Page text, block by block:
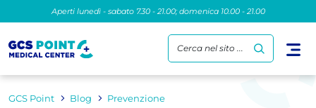
Aperti lunedì - sabato 7.30 - 21.00; domenica 10.00 - 21.00
Cerca nel sito ...
GCS Point Blog Prevenzione